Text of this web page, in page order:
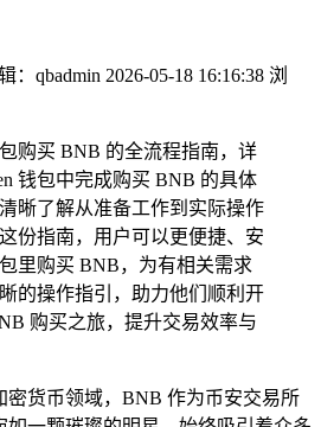
：qbadmin 2026-05-18 16:16:38 浏
购买 BNB 的全流程指南，详
钱包中完成购买 BNB 的具体
晰了解从准备工作到实际操作
份指南，用户可以更便捷、安
里购买 BNB，为有相关需求
的操作指引，助力他们顺利开
购买之旅，提升交易效率与
密货币领域，BNB 作为币安交易所